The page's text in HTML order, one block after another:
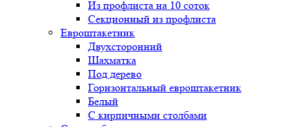
Из профлиста на 10 соток
Секционный из профлиста
Евроштакетник
Двухсторонний
Шахматка
Под дерево
Горизонтальный евроштакетник
Белый
С кирпичными столбами